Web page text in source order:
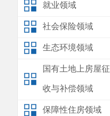
就业领域
社会保险领域
生态环境领域
国有土地上房屋征
收与补偿领域
保障性住房领域